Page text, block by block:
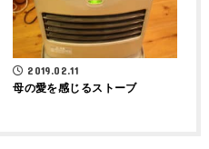
2019.02.11
母の愛を感じるストーブ